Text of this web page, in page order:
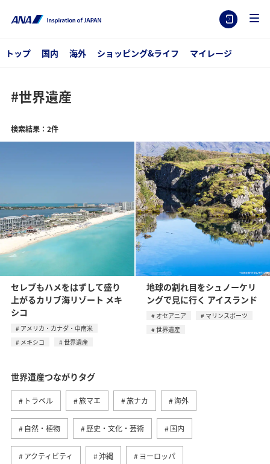
トップ 国内 海外 ショッピング&ライフ マイレージ
#世界遺産
検索結果：2件
セレブもハメをはずして盛り
上がるカリブ海リゾート メキ
シコ
アメリカ・カナダ・中南米
メキシコ
世界遺産
地球の割れ目をシュノーケリ
ングで見に行く アイスランド
オセアニア
マリンスポーツ
世界遺産
世界遺産つながりタグ
トラベル 旅マエ 旅ナカ 海外
自然・植物 歴史・文化・芸術 国内
アクティビティ 沖縄 ヨーロッパ